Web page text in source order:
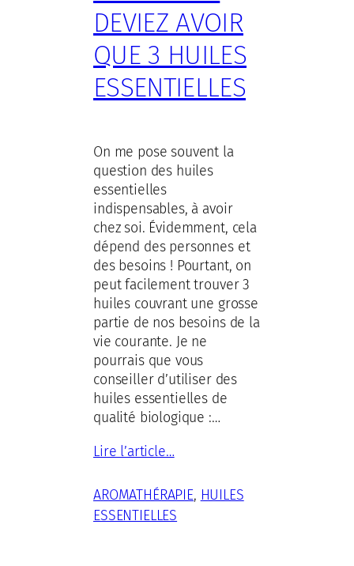
DEVIEZ AVOIR
QUE 3 HUILES
ESSENTIELLES
On me pose souvent la
question des huiles
essentielles
indispensables, à avoir
chez soi. Évidemment, cela
dépend des personnes et
des besoins ! Pourtant, on
peut facilement trouver 3
huiles couvrant une grosse
partie de nos besoins de la
vie courante. Je ne
pourrais que vous
conseiller d’utiliser des
huiles essentielles de
qualité biologique :…
Lire l’article…
AROMATHÉRAPIE, HUILES
ESSENTIELLES